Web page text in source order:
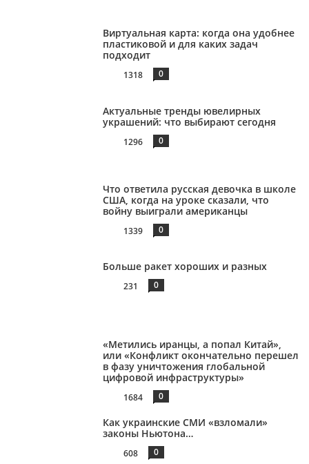
Виртуальная карта: когда она удобнее
пластиковой и для каких задач
подходит
1318 0
Актуальные тренды ювелирных
украшений: что выбирают сегодня
1296 0
Что ответила русская девочка в школе
США, когда на уроке сказали, что
войну выиграли американцы
1339 0
Больше ракет хороших и разных
231 0
«Метились иранцы, а попал Китай»,
или «Конфликт окончательно перешел
в фазу уничтожения глобальной
цифровой инфраструктуры»
1684 0
Как украинские СМИ «взломали»
законы Ньютона…
608 0